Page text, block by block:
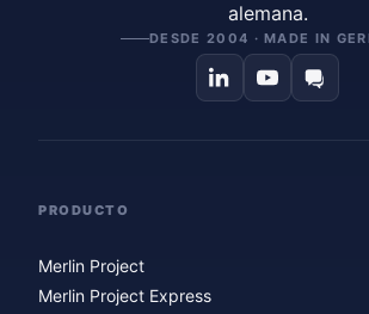
alemana.
DESDE 2004 · MADE IN
PRODUCTO
Merlin Project
Merlin Project Express